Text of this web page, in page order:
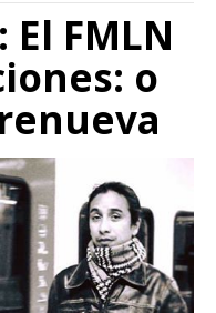
FMLN
o